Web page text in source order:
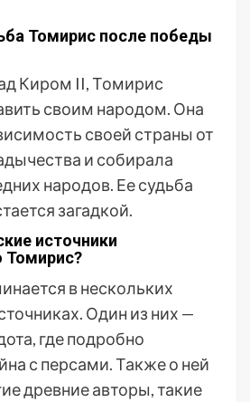
Томирис после победы
Киром II, Томирис
своим народом. Она
своей страны от
и собирала
народов. Ее судьба
загадкой.
источники
Томирис?
в нескольких
Один из них —
где подробно
с персами. Также о ней
древние авторы, такие